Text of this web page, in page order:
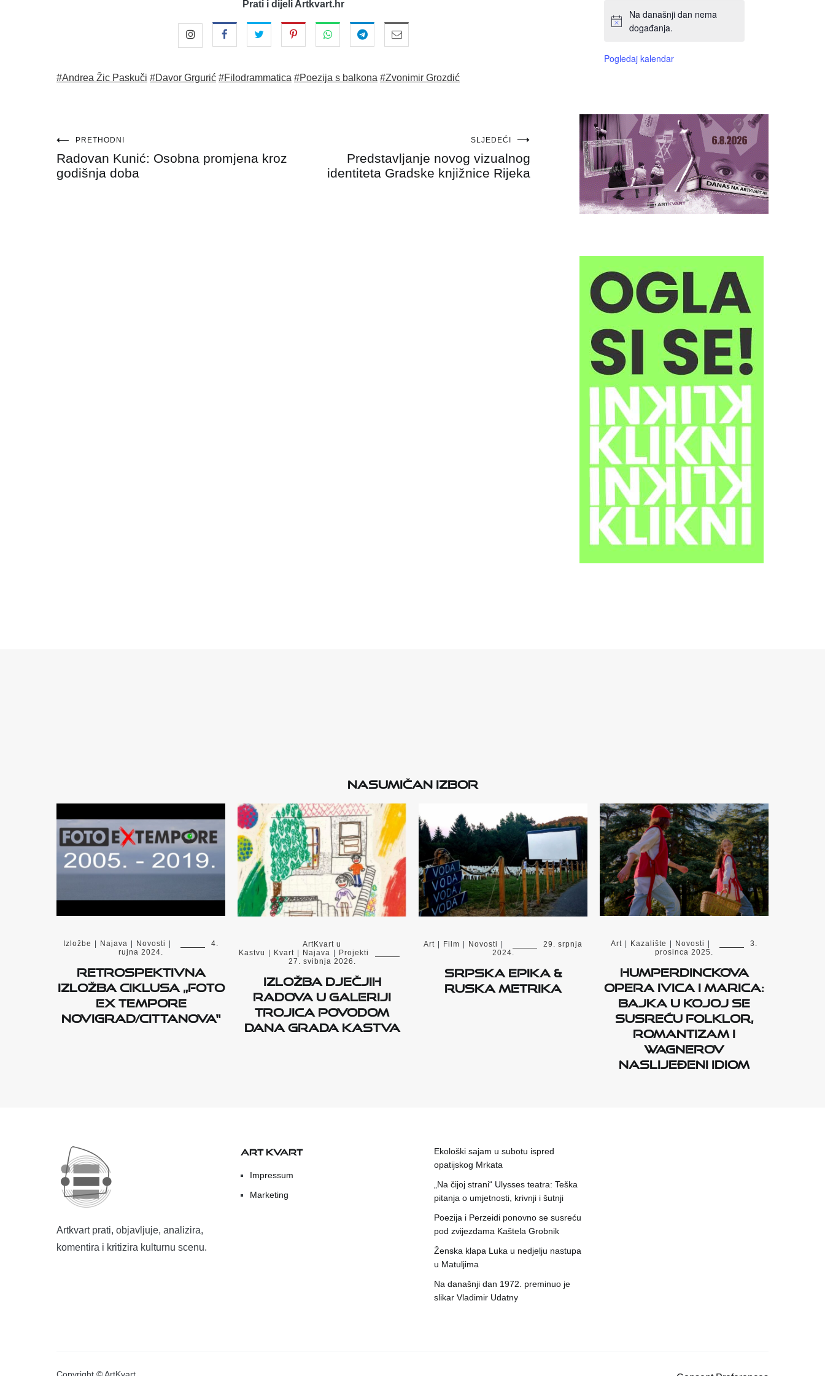
Prati i dijeli Artkvart.hr
#Andrea Žic Paskuči #Davor Grgurić #Filodrammatica #Poezija s balkona #Zvonimir Grozdić
Navigacija
objava
PRETHODNI
Radovan Kunić: Osobna promjena kroz
godišnja doba
SLJEDEĆI
Predstavljanje novog vizualnog
identiteta Gradske knjižnice Rijeka
Na današnji dan nema
događanja.
Pogledaj kalendar
Nasumičan izbor
Izložbe Najava Novosti
4.
rujna 2024.
Retrospektivna
izložba ciklusa „Foto
ex tempore
Novigrad/Cittanova“
ArtKvart u
Kastvu | Kvart | Najava | Projekti
27. svibnja 2026.
Izložba dječjih
radova u Galeriji
Trojica povodom
Dana Grada Kastva
Art | Film | Novosti |
29. srpnja
2024.
SRPSKA EPIKA &
RUSKA METRIKA
Art Kazalište Novosti
3.
prosinca 2025.
Humperdinckova
opera Ivica i Marica:
Bajka u kojoj se
susreću folklor,
romantizam i
Wagnerov
naslijeđeni idiom
Artkvart prati, objavljuje, analizira,
komentira i kritizira kulturnu scenu.
ART KVART
Impressum
Marketing
Ekološki sajam u subotu ispred
opatijskog Mrkata
„Na čijoj strani“ Ulysses teatra: Teška
pitanja o umjetnosti, krivnji i šutnji
Poezija i Perzeidi ponovno se susreću
pod zvijezdama Kaštela Grobnik
Ženska klapa Luka u nedjelju nastupa
u Matuljima
Na današnji dan 1972. preminuo je
slikar Vladimir Udatny